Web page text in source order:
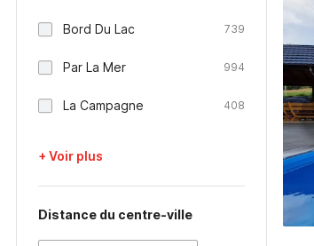
Bord Du Lac 739
Par La Mer 994
La Campagne 408
+ Voir plus
Distance du centre-ville